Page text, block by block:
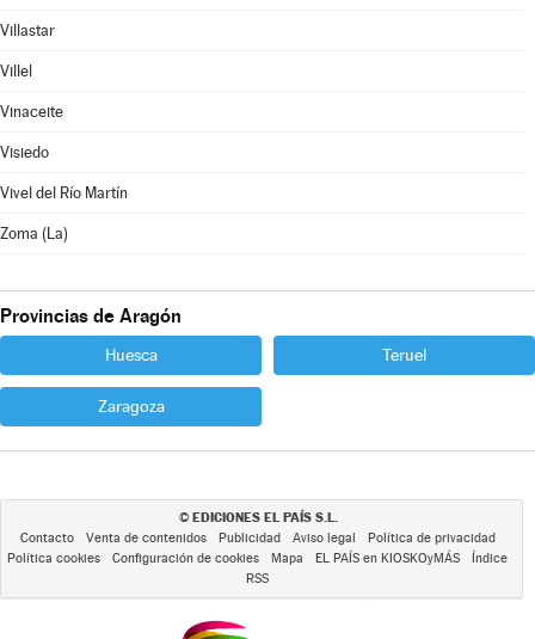
Villastar
Villel
Vinaceite
Visiedo
Vivel del Río Martín
Zoma (La)
Provincias de Aragón
Huesca Teruel
Zaragoza
© EDICIONES EL PAÍS S.L.
Contacto Venta de contenidos Publicidad Aviso legal
Política de privacidad
Política cookies
Configuración de cookies Mapa EL PAÍS en KIOSKOyMÁS
Índice
RSS